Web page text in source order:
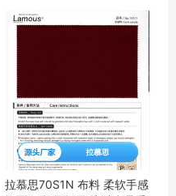
拉慕思70S1N 布料 柔软手感